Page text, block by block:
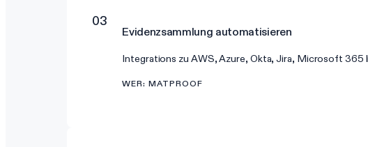
03
Evidenzsammlung automatisieren
Integrations zu AWS, Azure, Okta, Jira, Microsoft 365
WER:MATPROOF